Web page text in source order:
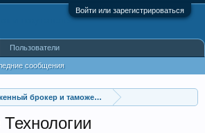
Войти или зарегистрироваться
брокер и таможенные услуги
сообщения
Пользователи